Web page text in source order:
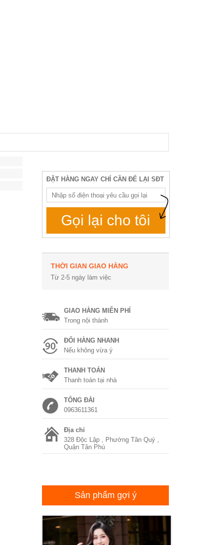
ĐẶT HÀNG NGAY CHỈ CẦN ĐỂ LẠI SĐT
Gọi lại cho tôi
THỜI GIAN GIAO HÀNG
Từ 2-5 ngày làm việc
GIAO HÀNG MIỄN PHÍ
Trong nội thành
ĐỔI HÀNG NHANH
Nếu không vừa ý
THANH TOÁN
Thanh toán tại nhà
TỔNG ĐÀI
0963611361
Địa chỉ
328 Độc Lập , Phường Tân Quý ,
Quận Tân Phú
Sản phẩm gợi ý